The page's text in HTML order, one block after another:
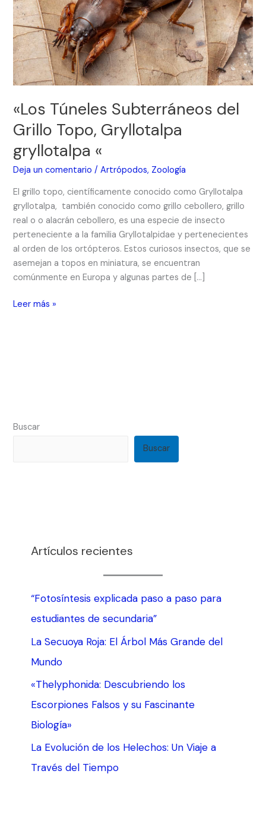
«Los Túneles Subterráneos del
Grillo Topo, Gryllotalpa
gryllotalpa «
Deja un comentario /Artrópodos, Zoología
El grillo topo, científicamente conocido como Gryllotalpa
gryllotalpa, también conocido como grillo cebollero, grillo
real o o alacrán cebollero, es una especie de insecto
perteneciente a la familia Gryllotalpidae y pertenecientes
al orden de los ortópteros. Estos curiosos insectos, que se
asemejan a topos en miniatura, se encuentran
comúnmente en Europa y algunas partes de […]
Topo,
Gryllotalpa
gryllotalpa
«
Leer más »
Buscar
Buscar
Artículos recientes
“Fotosíntesis explicada paso a paso para
estudiantes de secundaria”
La Secuoya Roja: El Árbol Más Grande del
Mundo
«Thelyphonida: Descubriendo los
Escorpiones Falsos y su Fascinante
Biología»
La Evolución de los Helechos: Un Viaje a
Través del Tiempo